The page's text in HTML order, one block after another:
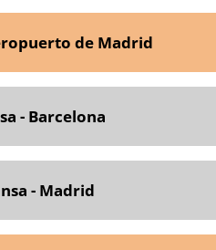
de Madrid
- Barcelona
- Madrid